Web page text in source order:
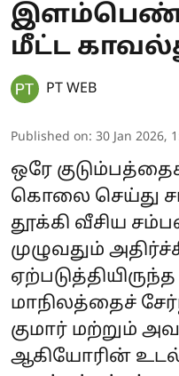
மீட்ட
PT WEB
Published on: 30 Jan 2026,
ஒரே
கொலை செய்து
தூக்கி வீசிய
முழுவதும்
மாநிலத்தைச்
குமார் மற்றும்
ஆகியோரின்